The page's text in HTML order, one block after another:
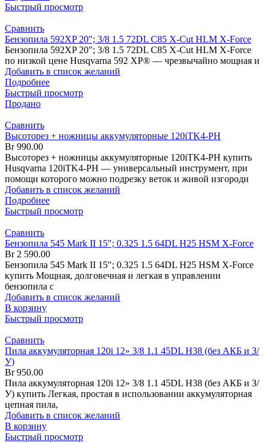
Быстрый просмотр
Сравнить
Бензопила 592XP 20″; 3/8 1.5 72DL C85 X-Cut HLM X-Force
Бензопила 592XP 20″; 3/8 1.5 72DL C85 X-Cut HLM X-Force
по низкой цене Husqvarna 592 XP® — чрезвычайно мощная и
Добавить в список желаний
Подробнее
Быстрый просмотр
Продано
Сравнить
Высоторез + ножницы аккумуляторные 120iTK4-PH
Br990.00
Высоторез + ножницы аккумуляторные 120iTK4-PH купить
Husqvarna 120iTK4-PH — универсальный инструмент, при
помощи которого можно подрезку веток и живой изгороди
Добавить в список желаний
Подробнее
Быстрый просмотр
Сравнить
Бензопила 545 Mark II 15″; 0.325 1.5 64DL H25 HSM X-Force
Br2 590.00
Бензопила 545 Mark II 15″; 0.325 1.5 64DL H25 HSM X-Force
купить Мощная, долговечная и легкая в управлении
бензопила с
Добавить в список желаний
В корзину
Быстрый просмотр
Сравнить
Пила аккумуляторная 120i 12» 3/8 1.1 45DL H38 (без АКБ и З/
У)
Br950.00
Пила аккумуляторная 120i 12» 3/8 1.1 45DL H38 (без АКБ и З/
У) купить Легкая, простая в использовании аккумуляторная
цепная пила,
Добавить в список желаний
В корзину
Быстрый просмотр